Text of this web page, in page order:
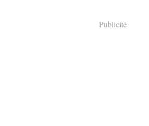
Publicité